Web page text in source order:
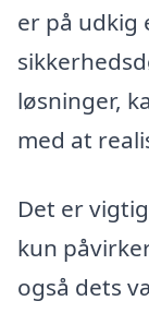
er på udkig
løsninger,
med at
Det er
kun
også dets